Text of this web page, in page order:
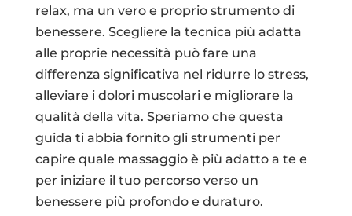
relax, ma un vero e proprio strumento di
benessere. Scegliere la tecnica più adatta
alle proprie necessità può fare una
differenza significativa nel ridurre lo stress,
alleviare i dolori muscolari e migliorare la
qualità della vita. Speriamo che questa
guida ti abbia fornito gli strumenti per
capire quale massaggio è più adatto a te e
per iniziare il tuo percorso verso un
benessere più profondo e duraturo.